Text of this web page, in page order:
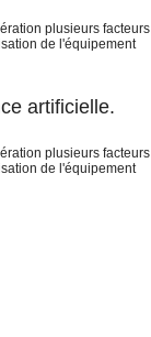
plusieurs facteurs
de l'équipement
artificielle.
plusieurs facteurs
de l'équipement